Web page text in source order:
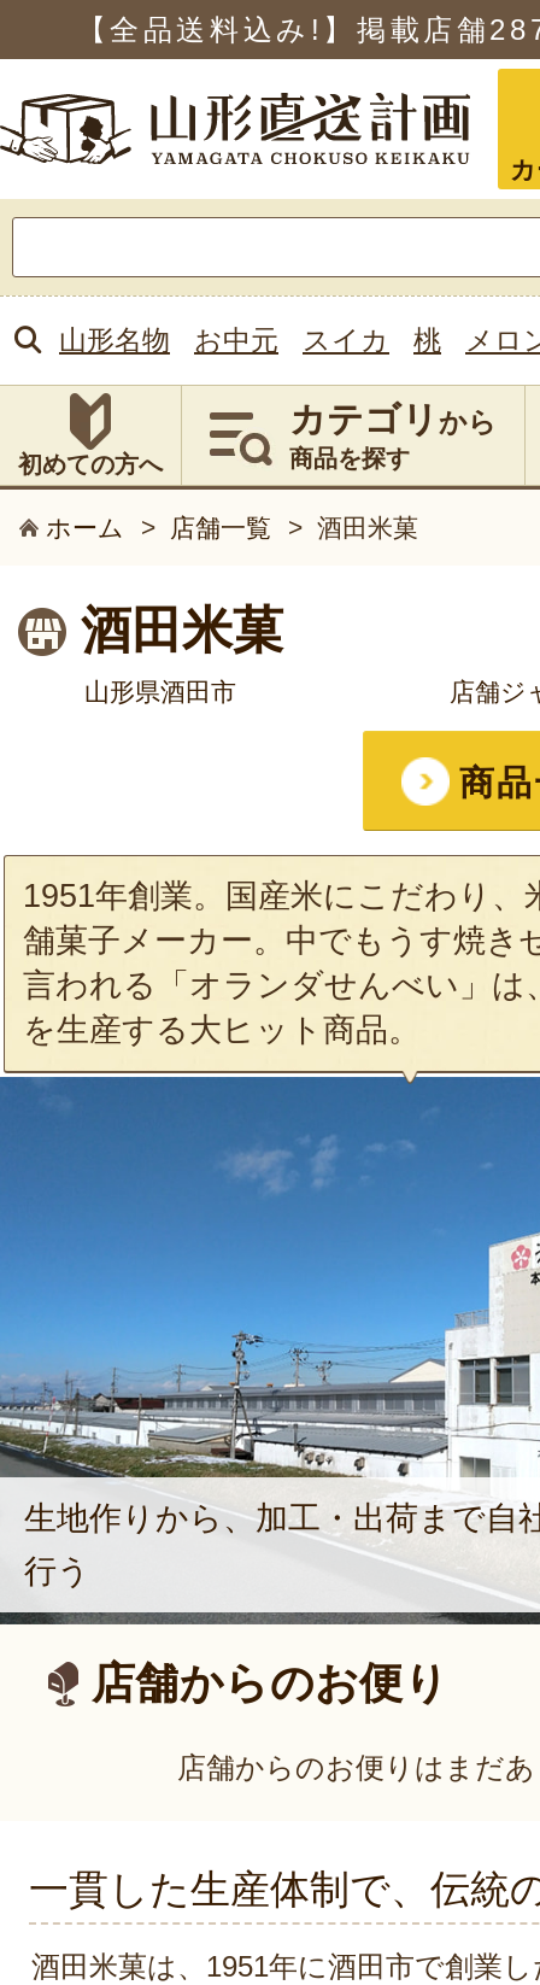
【全品送料込み!】掲載店舗
索:
山形名物 お中元 スイカ 桃 メロ
初めての方へ
カテゴリ から
商品を探す
ホーム > 店舗一覧 > 酒田米菓
酒田米菓
山形県酒田市 店舗ジ
商
1951年創業。国産米にこだわり、
舗菓子メーカー。中でもうす焼き
言われる「オランダせんべい」は
を生産する大ヒット商品。
生地作りから、加工・出荷まで自
行う
店舗からのお便り
店舗からのお便りはまだ
一貫した生産体制で、伝統
酒田米菓は、1951年に酒田市で創業